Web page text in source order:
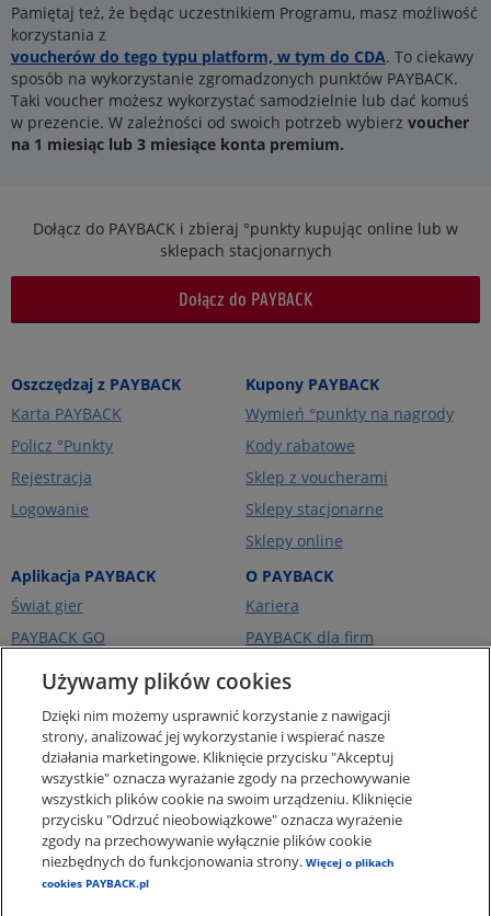
Pamiętaj też, że będąc uczestnikiem Programu, masz możliwość
korzystania z
voucherów do tego typu platform, w tym do CDA. To ciekawy
sposób na wykorzystanie zgromadzonych punktów PAYBACK.
Taki voucher możesz wykorzystać samodzielnie lub dać komuś
w prezencie. W zależności od swoich potrzeb wybierz voucher
na 1 miesiąc lub 3 miesiące konta premium.
Dołącz do PAYBACK i zbieraj °punkty kupując online lub w
sklepach stacjonarnych
Dołącz do PAYBACK
Oszczędzaj z PAYBACK
Karta PAYBACK
Policz °Punkty
Rejestracja
Logowanie
Kupony PAYBACK
Wymień °punkty na nagrody
Kody rabatowe
Sklep z voucherami
Sklepy stacjonarne
Sklepy online
Aplikacja PAYBACK
Świat gier
PAYBACK GO
Ceny paliw
O PAYBACK
Kariera
PAYBACK dla firm
PAYBACK Ekstra
O firmie
Pomoc i kontakt
Pogotowie Punktowe -
punkty za zakupy online
Regulaminy i Ochrona
Danych
Polityka plików Cookies
Używamy plików cookies
Dzięki nim możemy usprawnić korzystanie z nawigacji
strony, analizować jej wykorzystanie i wspierać nasze
działania marketingowe. Kliknięcie przycisku "Akceptuj
wszystkie" oznacza wyrażanie zgody na przechowywanie
wszystkich plików cookie na swoim urządzeniu. Kliknięcie
przycisku "Odrzuć nieobowiązkowe" oznacza wyrażenie
zgody na przechowywanie wyłącznie plików cookie
niezbędnych do funkcjonowania strony.Więcej o plikach
cookies PAYBACK.pl